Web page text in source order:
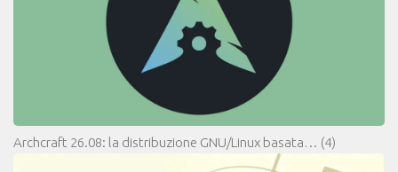
Archcraft 26.08: la distribuzione GNU/Linux basata… (4)